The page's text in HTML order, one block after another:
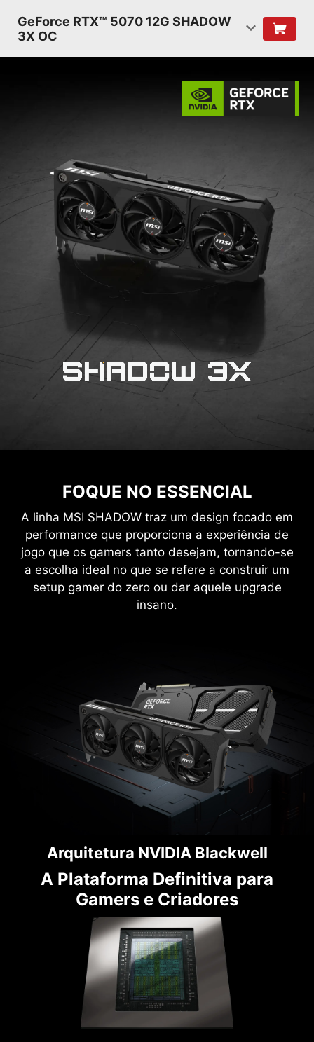
GeForce RTX™ 5070 12G SHADOW
3X OC
FOQUE NO ESSENCIAL
A linha MSI SHADOW traz um design focado em
performance que proporciona a experiência de
jogo que os gamers tanto desejam, tornando-se
a escolha ideal no que se refere a construir um
setup gamer do zero ou dar aquele upgrade
insano.
Arquitetura NVIDIA Blackwell
A Plataforma Definitiva para
Gamers e Criadores